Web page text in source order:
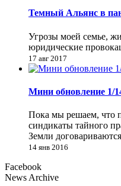
Темный Альянс в
Угрозы моей семье,
юридические
17 авг 2017
Мини обновление 1/
Пока мы решаем, что
синдикаты тайного
Земли
14 янв 2016
Facebook
News Archive